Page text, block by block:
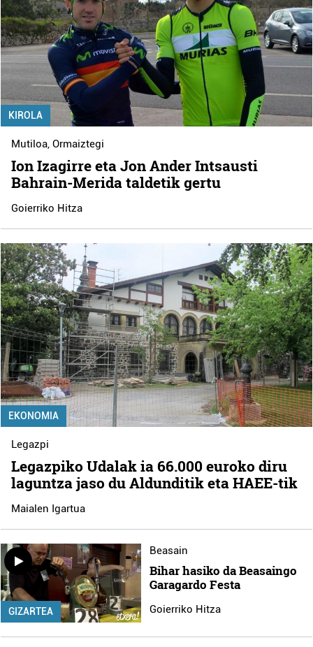
KIROLA
Mutiloa,Ormaiztegi
Ion Izagirre eta Jon Ander Intsausti
Bahrain-Merida taldetik gertu
Goierriko Hitza
EKONOMIA
Legazpi
Legazpiko Udalak ia 66.000 euroko diru
laguntza jaso du Aldunditik eta HAEE-tik
Maialen Igartua
GIZARTEA
Beasain
Bihar hasiko da Beasaingo
Garagardo Festa
Goierriko Hitza